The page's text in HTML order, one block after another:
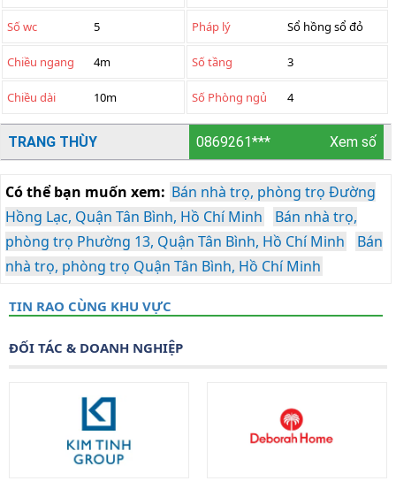
Số wc 5 Pháp lý Sổ hồng sổ đỏ
Chiều ngang 4m Số tầng 3
Chiều dài 10m Số Phòng ngủ 4
TRANG THÙY 0869261*** Xem số
Có thể bạn muốn xem: Bán nhà trọ, phòng trọ Đường
Hồng Lạc, Quận Tân Bình, Hồ Chí Minh
Bán nhà trọ,
phòng trọ Phường 13, Quận Tân Bình, Hồ Chí Minh
Bán
nhà trọ, phòng trọ Quận Tân Bình, Hồ Chí Minh
TIN RAO CÙNG KHU VỰC
ĐỐI TÁC & DOANH NGHIỆP